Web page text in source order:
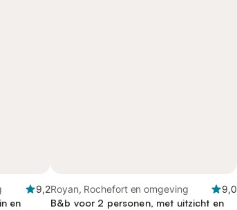
9,2
en
Royan, Rochefort en omgeving
9,0
B&b voor 2 personen, met uitzicht en